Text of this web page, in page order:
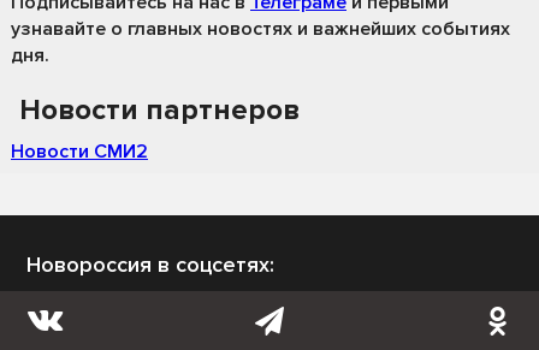
узнавайте о главных новостях и важнейших событиях
дня.
Новости партнеров
Новости СМИ2
Новороссия в соцсетях: